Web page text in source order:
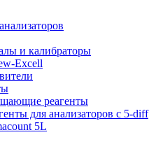
и калибраторы
Excell
реагенты
для анализаторов с 5-diff
5L